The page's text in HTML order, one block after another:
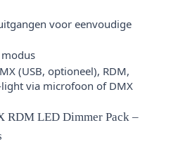
voor eenvoudige
(USB, optioneel), RDM,
via microfoon of DMX
RDM LED Dimmer Pack –